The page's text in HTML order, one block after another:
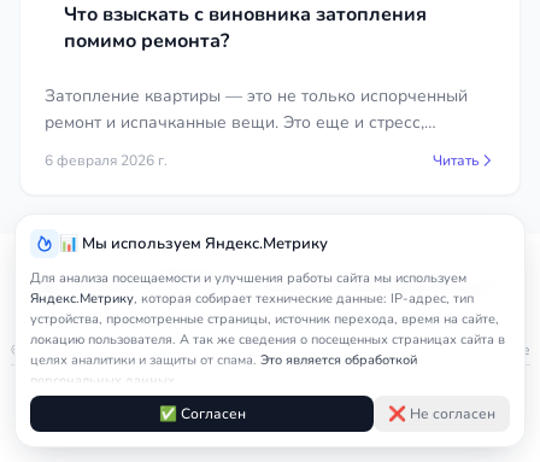
📊 Мы используем Яндекс.Метрику
Для анализа посещаемости и улучшения работы сайта мы используем
Яндекс.Метрику, которая собирает технические данные: IP-адрес, тип
устройства, просмотренные страницы, источник перехода, время на сайте,
локацию пользователя. А так же сведения о посещенных страницах сайта в
целях аналитики и защиты от спама. Это является обработкой
персональных данных.
Подробнее в Согласии на обработку персональных данных
Правилах
обработки cookie
✅ Согласен ❌ Не согласен
Что взыскать с виновника затопления
помимо ремонта?
Затопление квартиры — это не только испорченный
ремонт и испачканные вещи. Это еще и стресс,
временные неудобства и дополнительные расходы.
6 февраля 2026 г. Читать
Главная
Услуги
юриста
Алушта Жилищный юрист
© 2026nedicom™. Права на товарный знак зарегистрированы в Роспатенте
Политика в отношении персональных данных
Правила обработки cookie
Согласие на обработку персональных данных
Контакты